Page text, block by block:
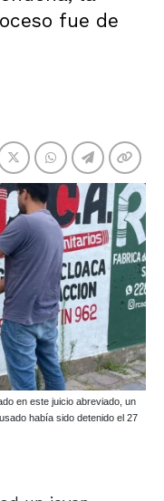
fue de
en este juicio abreviado, un
había sido detenido el 27